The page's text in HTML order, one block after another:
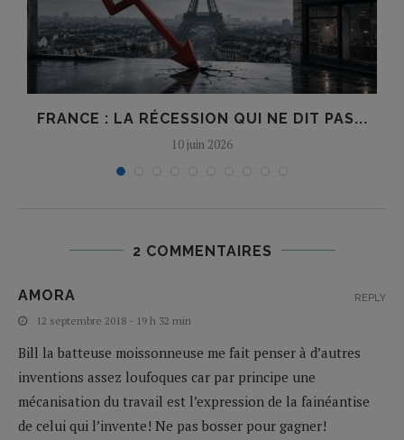
FRANCE : LA RÉCESSION QUI NE DIT PAS...
10 juin 2026
2 COMMENTAIRES
AMORA
12 septembre 2018 - 19 h 32 min
Bill la batteuse moissonneuse me fait penser à d’autres
inventions assez loufoques car par principe une
mécanisation du travail est l’expression de la fainéantise
de celui qui l’invente! Ne pas bosser pour gagner!
REPLY